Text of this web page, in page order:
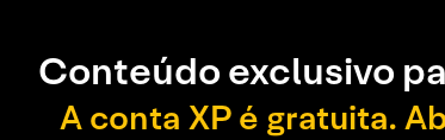
Conteúdo exclusivo
A conta XP é gratuita.